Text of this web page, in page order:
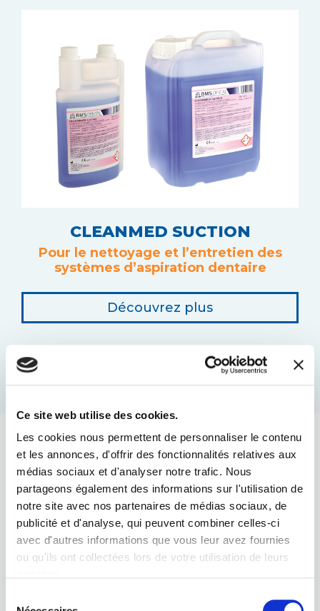
Ce site web utilise des cookies.
Les cookies nous permettent de personnaliser le contenu
et les annonces, d'offrir des fonctionnalités relatives aux
médias sociaux et d'analyser notre trafic. Nous
partageons également des informations sur l'utilisation de
notre site avec nos partenaires de médias sociaux, de
publicité et d'analyse, qui peuvent combiner celles-ci
avec d'autres informations que vous leur avez fournies
ou qu'ils ont collectées lors de votre utilisation de leurs
CLEANMED SUCTION
Pour le nettoyage et l’entretien des
systèmes d’aspiration dentaire
Découvrez plus
ENTRETIEN DES INSTRUMENTS